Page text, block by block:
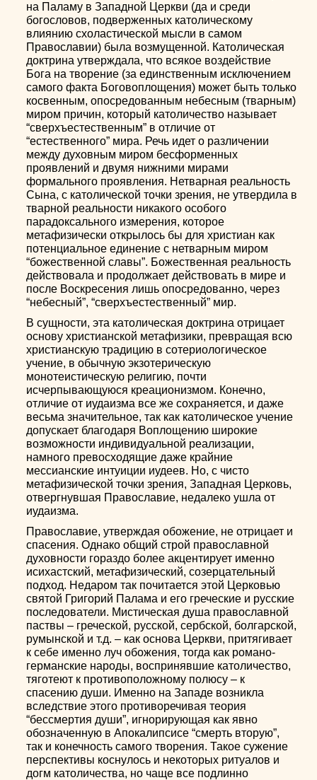
на Паламу в Западной Церкви (да и среди
богословов, подверженных католическому
влиянию схоластической мысли в самом
Православии) была возмущенной. Католическая
доктрина утверждала, что всякое воздействие
Бога на творение (за единственным исключением
самого факта Боговоплощения) может быть только
косвенным, опосредованным небесным (тварным)
миром причин, который католичество называет
“сверхъестественным” в отличие от
“естественного” мира. Речь идет о различении
между духовным миром бесформенных
проявлений и двумя нижними мирами
формального проявления. Нетварная реальность
Сына, с католической точки зрения, не утвердила в
тварной реальности никакого особого
парадоксального измерения, которое
метафизически открылось бы для христиан как
потенциальное единение с нетварным миром
“божественной славы”. Божественная реальность
действовала и продолжает действовать в мире и
после Воскресения лишь опосредованно, через
“небесный”, “сверхъестественный” мир.
В сущности, эта католическая доктрина отрицает
основу христианской метафизики, превращая всю
христианскую традицию в сотериологическое
учение, в обычную экзотерическую
монотеистическую религию, почти
исчерпывающуюся креационизмом. Конечно,
отличие от иудаизма все же сохраняется, и даже
весьма значительное, так как католическое учение
допускает благодаря Воплощению широкие
возможности индивидуальной реализации,
намного превосходящие даже крайние
мессианские интуиции иудеев. Но, с чисто
метафизической точки зрения, Западная Церковь,
отвергнувшая Православие, недалеко ушла от
иудаизма.
Православие, утверждая обожение, не отрицает и
спасения. Однако общий строй православной
духовности гораздо более акцентирует именно
исихастский, метафизический, созерцательный
подход. Недаром так почитается этой Церковью
святой Григорий Палама и его греческие и русские
последователи. Мистическая душа православной
паствы – греческой, русской, сербской, болгарской,
румынской и т.д. – как основа Церкви, притягивает
к себе именно луч обожения, тогда как романо-
германские народы, воспринявшие католичество,
тяготеют к противоположному полюсу – к
спасению души. Именно на Западе возникла
вследствие этого противоречивая теория
“бессмертия души”, игнорирующая как явно
обозначенную в Апокалипсисе “смерть вторую”,
так и конечность самого творения. Такое сужение
перспективы коснулось и некоторых ритуалов и
догм католичества, но чаще все подлинно